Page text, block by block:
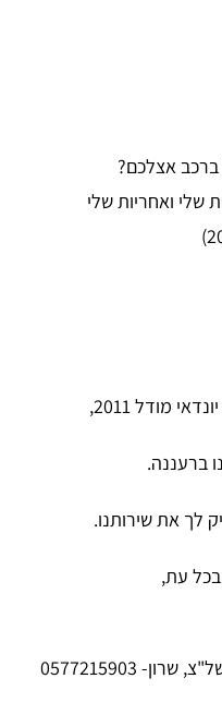
אצלכם?
ואחריות שלי
מודל 2011,
ברעננה.
לך את שירותנו.
עת,
0577215903